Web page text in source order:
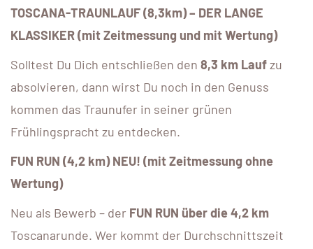
TOSCANA-TRAUNLAUF (8,3km) – DER LANGE
KLASSIKER (mit Zeitmessung und mit Wertung)
Solltest Du Dich entschließen den 8,3 km Laufzu
absolvieren, dann wirst Du noch in den Genuss
kommen das Traunufer in seiner grünen
Frühlingspracht zu entdecken.
FUN RUN (4,2 km) NEU! (mit Zeitmessung ohne
Wertung)
Neu als Bewerb – der FUN RUN über die 4,2 km
Toscanarunde. Wer kommt der Durchschnittszeit